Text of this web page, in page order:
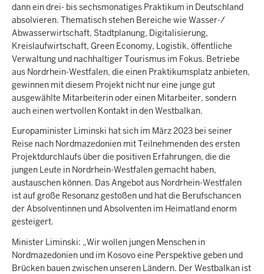
dann ein drei- bis sechsmonatiges Praktikum in Deutschland
absolvieren. Thematisch stehen Bereiche wie Wasser-/
Abwasserwirtschaft, Stadtplanung, Digitalisierung,
Kreislaufwirtschaft, Green Economy, Logistik, öffentliche
Verwaltung und nachhaltiger Tourismus im Fokus. Betriebe
aus Nordrhein-Westfalen, die einen Praktikumsplatz anbieten,
gewinnen mit diesem Projekt nicht nur eine junge gut
ausgewählte Mitarbeiterin oder einen Mitarbeiter, sondern
auch einen wertvollen Kontakt in den Westbalkan.
Europaminister Liminski hat sich im März 2023 bei seiner
Reise nach Nordmazedonien mit Teilnehmenden des ersten
Projektdurchlaufs über die positiven Erfahrungen, die die
jungen Leute in Nordrhein-Westfalen gemacht haben,
austauschen können. Das Angebot aus Nordrhein-Westfalen
ist auf große Resonanz gestoßen und hat die Berufschancen
der Absolventinnen und Absolventen im Heimatland enorm
gesteigert.
Minister Liminski: „Wir wollen jungen Menschen in
Nordmazedonien und im Kosovo eine Perspektive geben und
Brücken bauen zwischen unseren Ländern. Der Westbalkan ist